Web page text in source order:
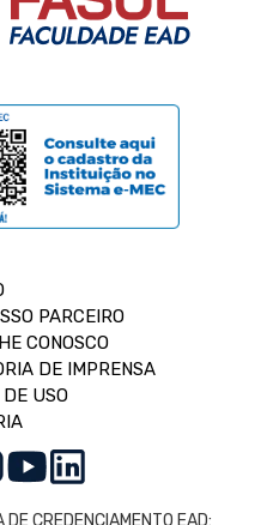
PARCEIRO
CONOSCO
DE IMPRENSA
USO
DE CREDENCIAMENTO EAD: